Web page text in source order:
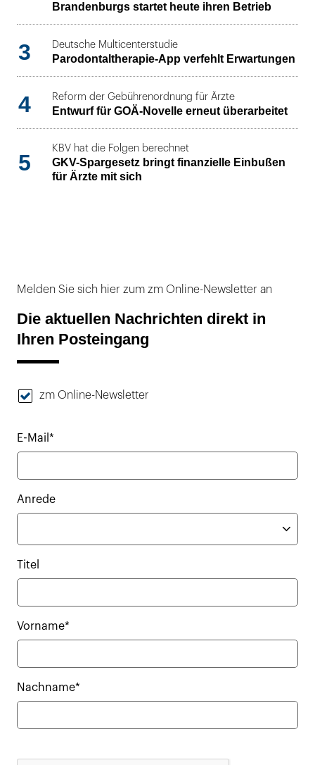
Brandenburgs startet heute ihren Betrieb
3 Deutsche Multicenterstudie
Parodontaltherapie-App verfehlt Erwartungen
4 Reform der Gebührenordnung für Ärzte
Entwurf für GOÄ-Novelle erneut überarbeitet
5
KBV hat die Folgen berechnet
GKV-Spargesetz bringt finanzielle Einbußen
für Ärzte mit sich
Melden Sie sich hier zum zm Online-Newsletter an
Die aktuellen Nachrichten direkt in
Ihren Posteingang
zm Online-Newsletter
E-Mail*
Anrede
Titel
Vorname*
Nachname*